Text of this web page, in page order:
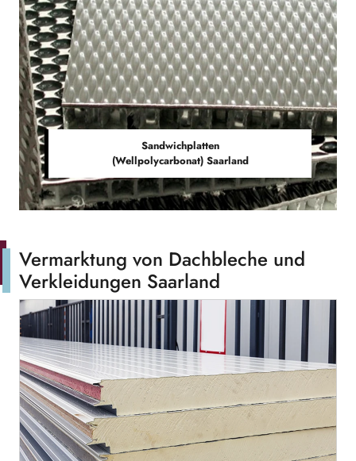
Sandwichplatten
(Wellpolycarbonat) Saarland
Vermarktung von Dachbleche und
Verkleidungen Saarland